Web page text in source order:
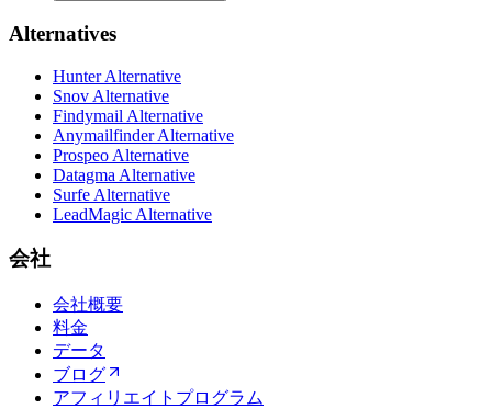
Alternatives
Hunter Alternative
Snov Alternative
Findymail Alternative
Anymailfinder Alternative
Prospeo Alternative
Datagma Alternative
Surfe Alternative
LeadMagic Alternative
会社
会社概要
料金
データ
ブログ
アフィリエイトプログラム